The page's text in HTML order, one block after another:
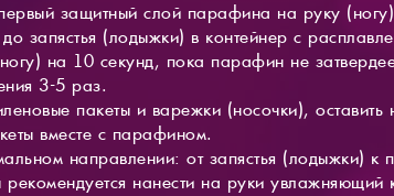
защитный слой парафина на руку
запястья (лодыжки) в контейнер с
на 10 секунд, пока парафин не
3-5 раз.
пакеты и варежки (носочки),
вместе с парафином.
направлении: от запястья (лодыжки) к
нанести на руки увлажняющий